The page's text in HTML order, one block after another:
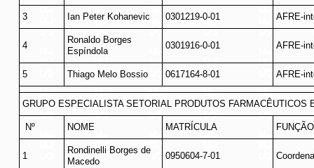
3 Ian Peter Kohanevic 0301219-0-01 AFRE-
4
Ronaldo Borges
Espíndola
0301916-0-01 AFRE-
5 Thiago Melo Bossio 0617164-8-01 AFRE-
GRUPO ESPECIALISTA SETORIAL PRODUTOS FARMACÊUTICOS
Nº NOME MATRÍCULA FUNÇÃO
1
Rondinelli Borges de
Macedo
0950604-7-01